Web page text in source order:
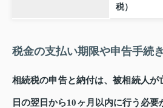
税）
税金の支払い期限や申告手続
相続税の申告と納付は、被相続人が
日の翌日から10ヶ月以内に行う必